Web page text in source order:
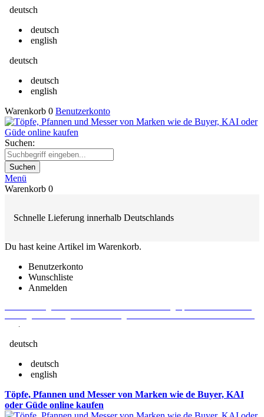
deutsch
deutsch
english
deutsch
deutsch
english
Warenkorb 0 Benutzerkonto
Suchen:
Suchen
Menü
Warenkorb 0
Schnelle Lieferung innerhalb Deutschlands
Du hast keine Artikel im Warenkorb.
Benutzerkonto
Wunschliste
Anmelden
.
deutsch
deutsch
english
Töpfe, Pfannen und Messer von Marken wie de Buyer, KAI
oder Güde online kaufen